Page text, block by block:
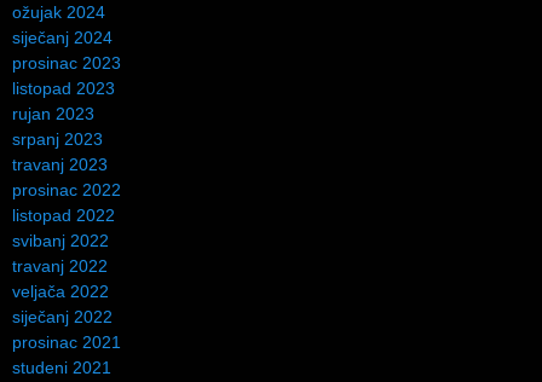
ožujak 2024
siječanj 2024
prosinac 2023
listopad 2023
rujan 2023
srpanj 2023
travanj 2023
prosinac 2022
listopad 2022
svibanj 2022
travanj 2022
veljača 2022
siječanj 2022
prosinac 2021
studeni 2021